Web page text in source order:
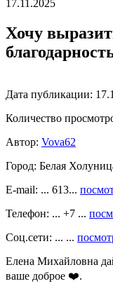
17.11.2025
Хочу
Дата публикации:
Количество
Автор: Vova62
Город: Белая
E-mail: ... 613...
Телефон: ... +7 ...
Соц.сети: ... ...
Елена Михайловна
ваше доброе ❤️.